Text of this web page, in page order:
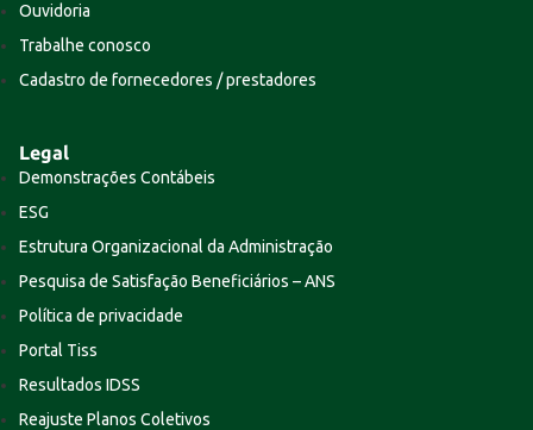
Ouvidoria
Trabalhe conosco
Cadastro de fornecedores / prestadores
Legal
Demonstrações Contábeis
ESG
Estrutura Organizacional da Administração
Pesquisa de Satisfação Beneficiários – ANS
Política de privacidade
Portal Tiss
Resultados IDSS
Reajuste Planos Coletivos